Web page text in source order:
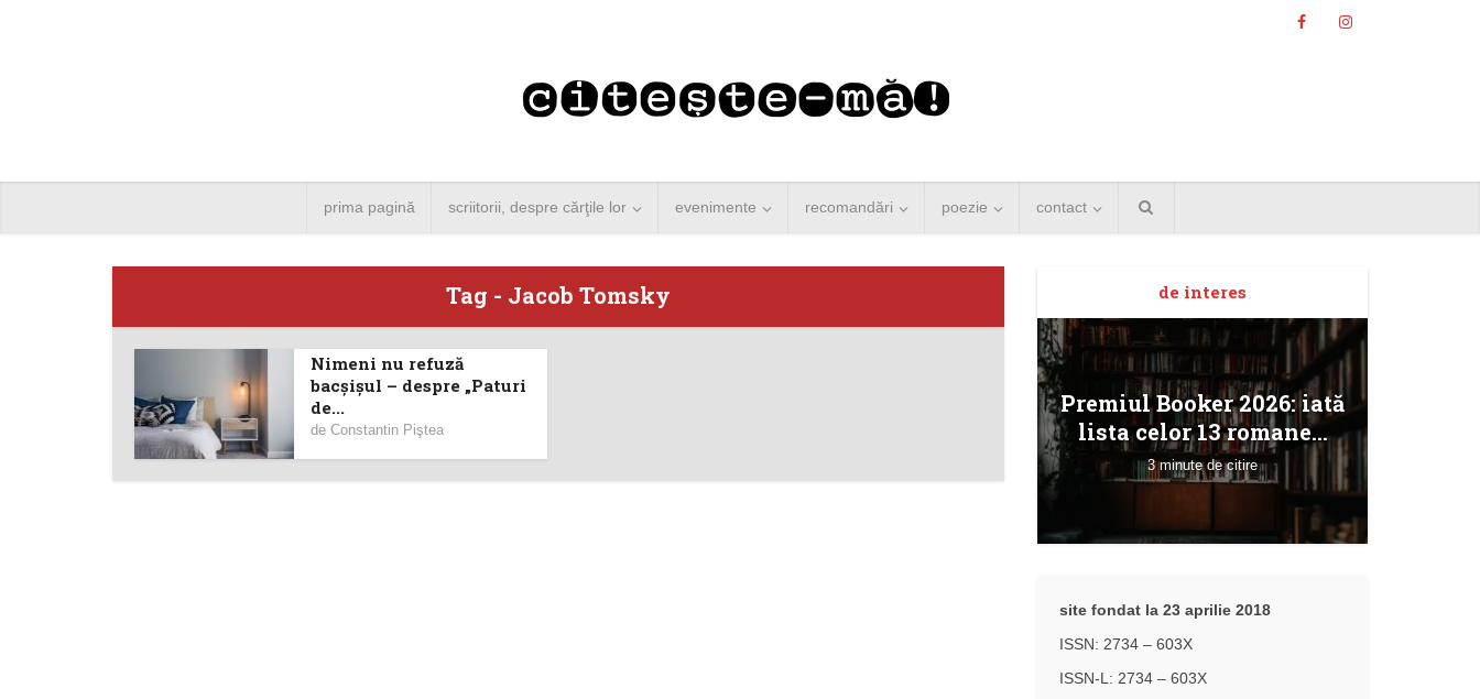
prima pagină scriitorii, despre cărţile lor evenimente recomandări poezie contact
Tag - Jacob Tomsky
Nimeni nu refuză
bacşişul – despre „Paturi
de...
de Constantin Piştea
de interes
Angela Merkel vine la
Premiul Booker 2026: iată
lista celor 13 romane...
3 minute de citire
site fondat la 23 aprilie 2018
ISSN: 2734 – 603X
ISSN-L: 2734 – 603X